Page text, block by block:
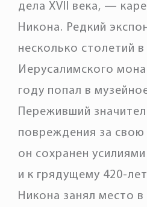
дела XVII века, —
Никона. Редкий
несколько столетий
Иерусалимского
году попал в
Переживший
повреждения за
он сохранен
и к грядущему 420-
Никона занял место